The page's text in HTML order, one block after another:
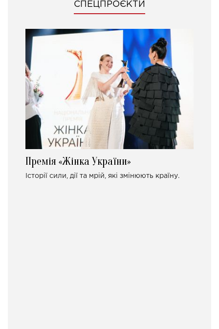
СПЕЦПРОЄКТИ
Премія «Жінка України»
Історії сили, дії та мрій, які змінюють країну.